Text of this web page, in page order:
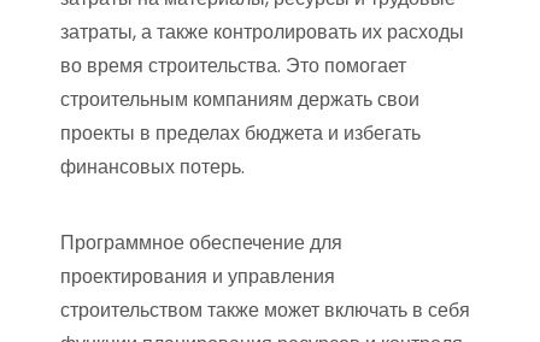
затраты, а также контролировать их расходы
во время строительства. Это помогает
строительным компаниям держать свои
проекты в пределах бюджета и избегать
финансовых потерь.
Программное обеспечение для
проектирования и управления
строительством также может включать в себя